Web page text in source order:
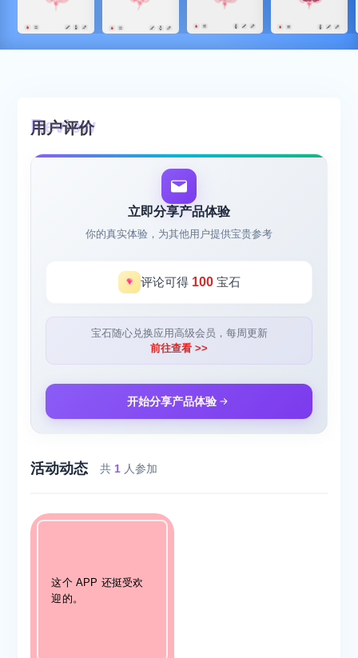
用户评价
立即分享产品体验
你的真实体验，为其他用户提供宝贵参考
评论可得 100宝石
宝石随心兑换应用高级会员，每周更新
前往查看 >>
开始分享产品体验
活动动态 共 1 人参加
这个 APP 还挺受欢
迎的。